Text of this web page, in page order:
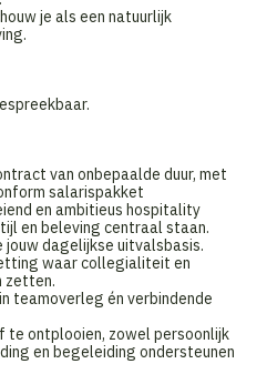
je als een natuurlijk
van onbepaalde duur, met
salarispakket
en ambitieus hospitality
en beleving centraal staan.
jouw dagelijkse uitvalsbasis.
waar collegialiteit en
zetten.
teamoverleg én verbindende
te ontplooien, zowel persoonlijk
en begeleiding ondersteunen